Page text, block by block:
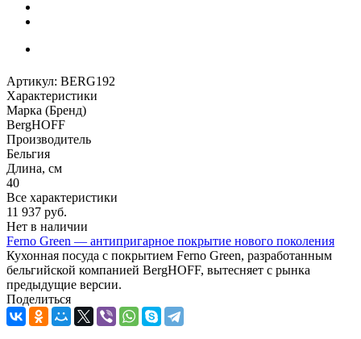
Артикул: BERG192
Характеристики
Марка (Бренд)
BergHOFF
Производитель
Бельгия
Длина, см
40
Все характеристики
11 937 руб.
Нет в наличии
Ferno Green — антипригарное покрытие нового поколения
Кухонная посуда с покрытием Ferno Green, разработанным
бельгийской компанией BergHOFF, вытесняет с рынка
предыдущие версии.
Поделиться